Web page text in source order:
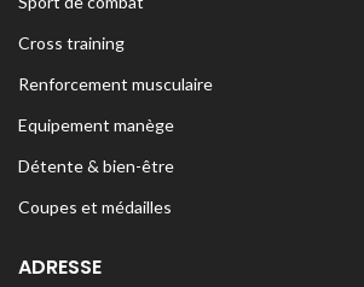
Cross training
Renforcement musculaire
Equipement manège
Détente & bien-être
Coupes et médailles
ADRESSE